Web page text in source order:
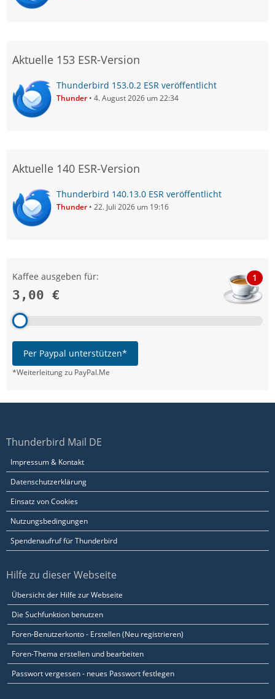
Aktuelle 153 ESR-Version
Thunderbird 153.0.2 ESR veröffentlicht
Thunder 4. August 2026 um 22:34
Aktuelle 140 ESR-Version
Thunderbird 140.13.0 ESR veröffentlicht
Thunder 22. Juli 2026 um 19:16
Kaffee ausgeben für:
3,00 €
1
Per Paypal unterstützen*
*Weiterleitung zu PayPal.Me
Thunderbird Mail DE
Impressum & Kontakt
Datenschutzerklärung
Einsatz von Cookies
Nutzungsbedingungen
Spendenaufruf für Thunderbird
Hilfe zu dieser Webseite
Übersicht der Hilfe zur Webseite
Die Suchfunktion benutzen
Foren-Benutzerkonto - Erstellen (Neu registrieren)
Foren-Thema erstellen und bearbeiten
Passwort vergessen - neues Passwort festlegen